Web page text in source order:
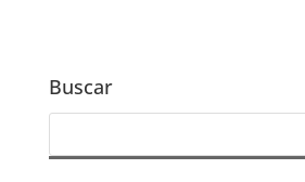
Buscar